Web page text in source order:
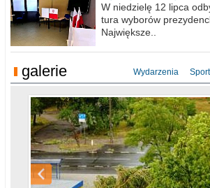
procent obwodów
W niedzielę 12 lipca
tura wyborów
Największe..
galerie Wydarzenia Sport
Miasto kładzie się do snu .
Konkurs fotograficzny "Co to za
miejsca"
Ścieżka rowerowa w naszym